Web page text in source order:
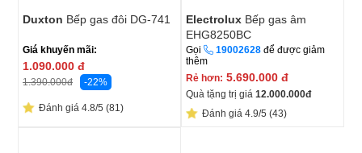
Duxton Bếp gas đôi DG-741
Giá khuyến mãi:
1.090.000 đ
1.390.000đ -22%
Đánh giá 4.8/5 (81)
Electrolux Bếp gas âm
EHG8250BC
Gọi 19002628 để được giảm
thêm
Rẻ hơn: 5.690.000 đ
Quà tặng trị giá 12.000.000đ
Đánh giá 4.9/5 (43)